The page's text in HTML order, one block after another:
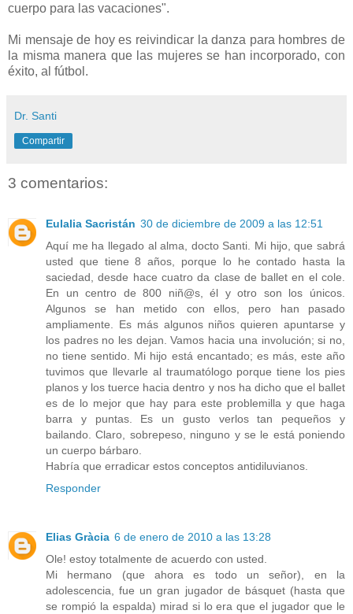
cuerpo para las vacaciones".
Mi mensaje de hoy es reivindicar la danza para hombres de
la misma manera que las mujeres se han incorporado, con
éxito, al fútbol.
Dr. Santi
Compartir
3 comentarios:
Eulalia Sacristán 30 de diciembre de 2009 a las 12:51
Aquí me ha llegado al alma, docto Santi. Mi hijo, que sabrá
usted que tiene 8 años, porque lo he contado hasta la
saciedad, desde hace cuatro da clase de ballet en el cole.
En un centro de 800 niñ@s, él y otro son los únicos.
Algunos se han metido con ellos, pero han pasado
ampliamente. Es más algunos niños quieren apuntarse y
los padres no les dejan. Vamos hacia una involución; si no,
no tiene sentido. Mi hijo está encantado; es más, este año
tuvimos que llevarle al traumatólogo porque tiene los pies
planos y los tuerce hacia dentro y nos ha dicho que el ballet
es de lo mejor que hay para este problemilla y que haga
barra y puntas. Es un gusto verlos tan pequeños y
bailando. Claro, sobrepeso, ninguno y se le está poniendo
un cuerpo bárbaro.
Habría que erradicar estos conceptos antidiluvianos.
Responder
Elias Gràcia 6 de enero de 2010 a las 13:28
Ole! estoy totalmente de acuerdo con usted.
Mi hermano (que ahora es todo un señor), en la
adolescencia, fue un gran jugador de básquet (hasta que
se rompió la espalda) mirad si lo era que el jugador que le